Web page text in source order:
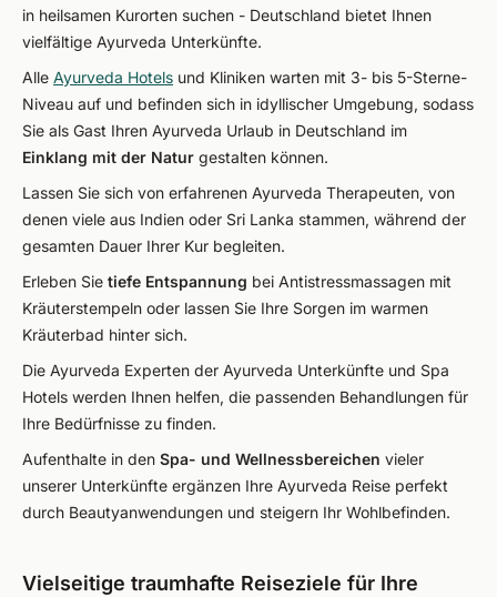
in heilsamen Kurorten suchen - Deutschland bietet Ihnen
vielfältige Ayurveda Unterkünfte.
Alle Ayurveda Hotels und Kliniken warten mit 3- bis 5-Sterne-
Niveau auf und befinden sich in idyllischer Umgebung, sodass
Sie als Gast Ihren Ayurveda Urlaub in Deutschland im
Einklang mit der Natur gestalten können.
Lassen Sie sich von erfahrenen Ayurveda Therapeuten, von
denen viele aus Indien oder Sri Lanka stammen, während der
gesamten Dauer Ihrer Kur begleiten.
Erleben Sie tiefe Entspannung bei Antistressmassagen mit
Kräuterstempeln oder lassen Sie Ihre Sorgen im warmen
Kräuterbad hinter sich.
Die Ayurveda Experten der Ayurveda Unterkünfte und Spa
Hotels werden Ihnen helfen, die passenden Behandlungen für
Ihre Bedürfnisse zu finden.
Aufenthalte in den Spa- und Wellnessbereichen vieler
unserer Unterkünfte ergänzen Ihre Ayurveda Reise perfekt
durch Beautyanwendungen und steigern Ihr Wohlbefinden.
Vielseitige traumhafte Reiseziele für Ihre